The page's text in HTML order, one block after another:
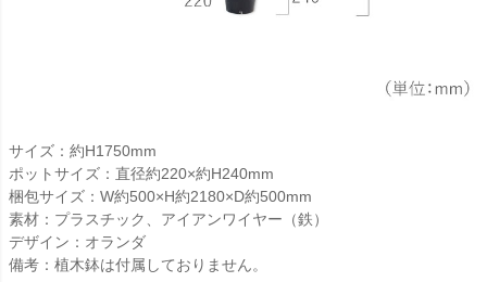
サイズ：約H1750mm
ポットサイズ：直径約220×約H240mm
梱包サイズ：W約500×H約2180×D約500mm
素材：プラスチック、アイアンワイヤー（鉄）
デザイン：オランダ
備考：植木鉢は付属しておりません。